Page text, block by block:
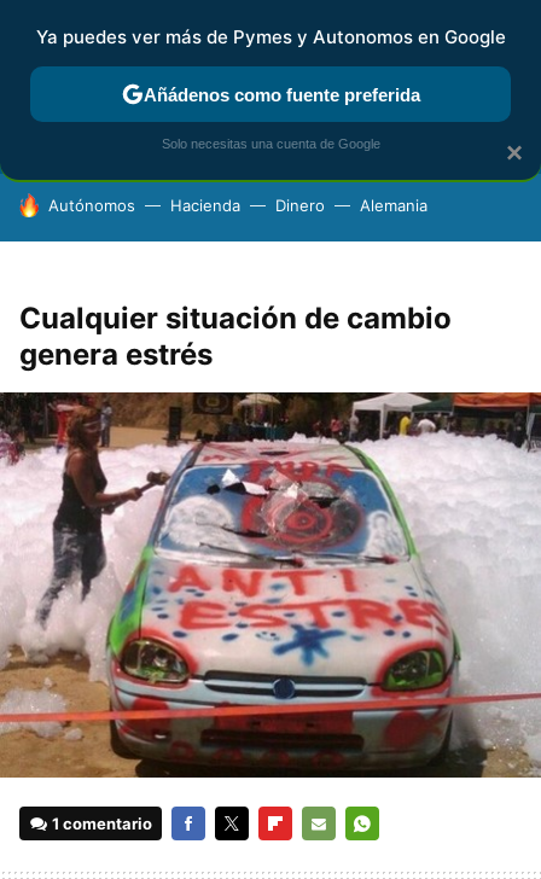
FISCALIDAD Y CONTABILIDAD KIT DIGITAL RENTA
HOY SE HABLA DE
Autónomos Hacienda Dinero Alemania
Cualquier situación de cambio
genera estrés
1 comentario
×
Ya puedes ver más de Pymes y Autonomos en Google
Añádenos como fuente preferida
Solo necesitas una cuenta de Google